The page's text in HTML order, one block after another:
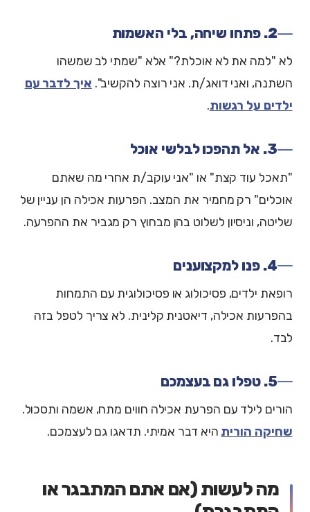
2. פתחו שיחה, בלי האשמות
לא "למה את לא אוכלת?" אלא "שמתי לב שמשהו
השתנה, ואני דואג/ת. אני רוצה להקשיב". איך לדבר עם
ילדים על רגשות.
3. אל תהפכו לבלשי אוכל
"תאכל עוד קצת" או "אני עוקב/ת אחרי מה שאתם
אוכלים" רק מחמיר את המצב. הפרעות אכילה הן עניין של
שליטה, וניסיון לשלוט בהן מבחוץ רק מגביר את ההפרעה.
4. פנו למקצוענים
רופאת ילדים, פסיכולוג או פסיכולוגית עם התמחות
בהפרעות אכילה, דיאטנית קלינית. לא צריך לטפל בזה
לבד.
5. טפלו גם בעצמכם
הורים לילד עם הפרעת אכילה חווים מתח, אשמה ותסכול.
שחיקה הורית היא דבר אמיתי. תדאגו גם לעצמכם.
מה לעשות (אם אתם המתבגר או